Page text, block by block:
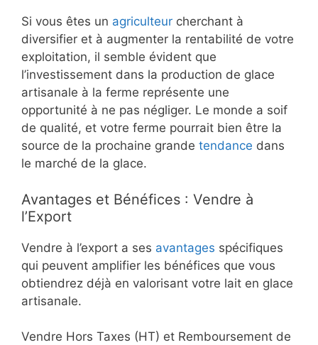
Si vous êtes un agriculteur cherchant à
diversifier et à augmenter la rentabilité de votre
exploitation, il semble évident que
l’investissement dans la production de glace
artisanale à la ferme représente une
opportunité à ne pas négliger. Le monde a soif
de qualité, et votre ferme pourrait bien être la
source de la prochaine grande tendance dans
le marché de la glace.
Avantages et Bénéfices : Vendre à
l’Export
Vendre à l’export a ses avantages spécifiques
qui peuvent amplifier les bénéfices que vous
obtiendrez déjà en valorisant votre lait en glace
artisanale.
Vendre Hors Taxes (HT) et Remboursement de